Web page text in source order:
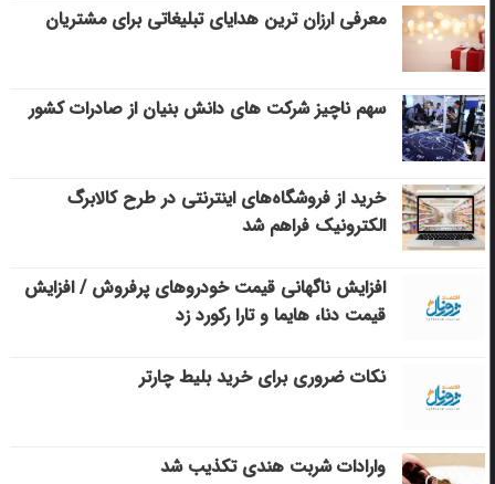
معرفی ارزان ترین هدایای تبلیغاتی برای مشتریان
سهم ناچیز شرکت های دانش بنیان از صادرات کشور
خرید از فروشگاه‌های اینترنتی در طرح کالابرگ
الکترونیک فراهم شد
افزایش ناگهانی قیمت خودروهای پرفروش / افزایش
قیمت دنا، هایما و تارا رکورد زد
نکات ضروری برای خرید بلیط چارتر
وارادات شربت هندی تکذیب شد